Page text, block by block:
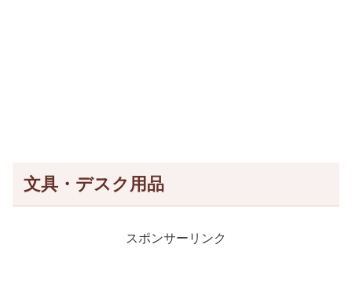
文具・デスク用品
スポンサーリンク